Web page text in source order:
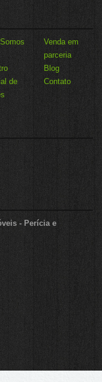
Venda em
parceria
de
Blog
Contato
- Perícia e